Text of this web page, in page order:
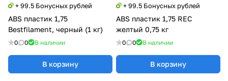
+ 99.5 Бонусных рублей
ABS пластик 1,75
Bestfilament, черный (1 кг)
0 0 В наличии
В корзину
+ 99.5 Бонусных рублей
ABS пластик 1,75 REC
желтый 0,75 кг
0 0 В наличии
В корзину